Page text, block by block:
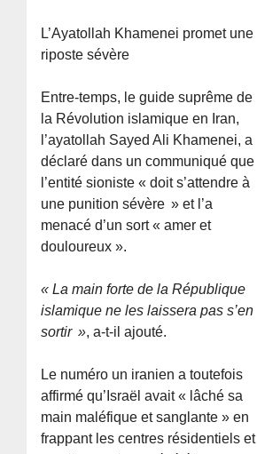
L’Ayatollah Khamenei promet une
riposte sévère
Entre-temps, le guide suprême de
la Révolution islamique en Iran,
l’ayatollah Sayed Ali Khamenei, a
déclaré dans un communiqué que
l’entité sioniste « doit s’attendre à
une punition sévère » et l’a
menacé d’un sort « amer et
douloureux ».
« La main forte de la République
islamique ne les laissera pas s’en
sortir », a-t-il ajouté.
Le numéro un iranien a toutefois
affirmé qu’Israël avait « lâché sa
main maléfique et sanglante » en
frappant les centres résidentiels et